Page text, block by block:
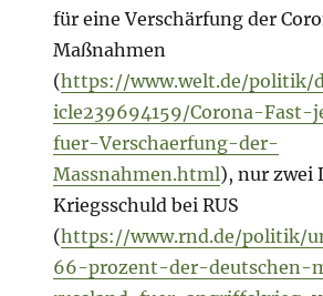
für eine Verschärfung der
Maßnahmen
(https://www.welt.de/politik/
icle239694159/Corona-Fast-
fuer-Verschaerfung-der-
Massnahmen.html), nur zwei
Kriegsschuld bei RUS
(https://www.rnd.de/politik/
66-prozent-der-deutschen-